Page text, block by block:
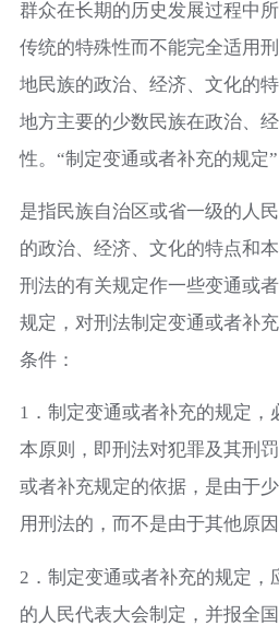
群众在长期的历史发展过程中
传统的特殊性而不能完全适用
地民族的政治、经济、文化的
地方主要的少数民族在政治、
性。“制定变通或者补充的规定”
是指民族自治区或省一级的人
的政治、经济、文化的特点和
刑法的有关规定作一些变通或
规定，对刑法制定变通或者补
条件：
1．制定变通或者补充的规定，
本原则，即刑法对犯罪及其刑
或者补充规定的依据，是由于
用刑法的，而不是由于其他原因
2．制定变通或者补充的规定，
的人民代表大会制定，并报全